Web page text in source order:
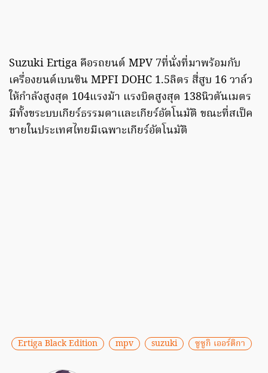
Suzuki Ertiga คือรถยนต์ MPV 7ที่นั่งที่มาพร้อมกับ
เครื่องยนต์เบนซิน MPFI DOHC 1.5ลิตร สี่สูบ 16 วาล์ว
ให้กำลังสูงสุด 104แรงม้า แรงบิดสูงสุด 138นิวตันเมตร
มีทั้งขระบบเกียร์ธรรมดาเเละเกียร์อัตโนมัติ ขณะที่สเป็ค
ขายในประเทศไทยมีเฉพาะเกียร์อัตโนมัติ
Ertiga Black Edition mpv suzuki ซูซูกิ เออร์ติกา